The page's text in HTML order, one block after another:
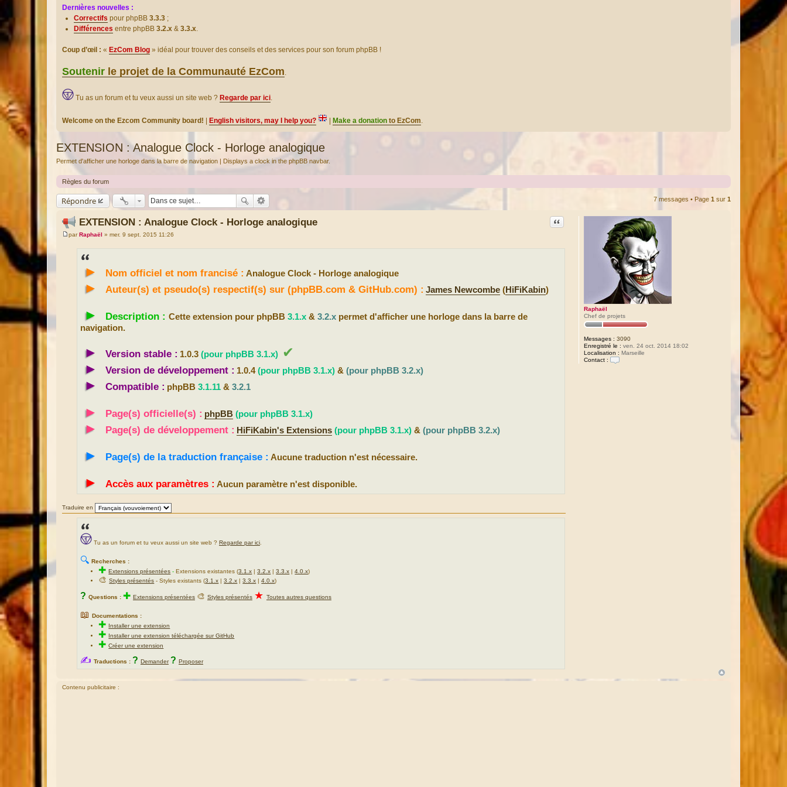
Dernières nouvelles :
Correctifs pour phpBB 3.3.3 ;
Différences entre phpBB 3.2.x & 3.3.x.
Coup d’œil : « EzCom Blog » idéal pour trouver des conseils et des services pour son forum phpBB !
Soutenir le projet de la Communauté EzCom.
Tu as un forum et tu veux aussi un site web ? Regarde par ici.
Welcome on the Ezcom Community board! English visitors, may I help you? Make a donation to EzCom.
EXTENSION : Analogue Clock - Horloge analogique
Permet d'afficher une horloge dans la barre de navigation | Displays a clock in the phpBB navbar.
Règles du forum
Répondre 7 messages • Page 1 sur 1
Raphaël
Chef de projets
Messages : 3090
Enregistré le : ven. 24 oct. 2014 18:02
Localisation : Marseille
Contact :
EXTENSION : Analogue Clock - Horloge analogique Citation
M
parRaphaël » mer. 9 sept. 2015 11:26
► Nom officiel et nom francisé : Analogue Clock - Horloge analogique
► Auteur(s) et pseudo(s) respectif(s) sur (phpBB.com & GitHub.com) : James Newcombe (HiFiKabin)
► Description : Cette extension pour phpBB 3.1.x & 3.2.x permet d'afficher une horloge dans la barre de
navigation.
► Version stable : 1.0.3 (pour phpBB 3.1.x) ✔
►
Version de développement : 1.0.4(pour phpBB 3.1.x) & (pour phpBB 3.2.x)
► Compatible : phpBB 3.1.11 & 3.2.1
► Page(s) officielle(s) : phpBB (pour phpBB 3.1.x)
► Page(s) de développement : HiFiKabin's Extensions (pour phpBB 3.1.x) & (pour phpBB 3.2.x)
► Page(s) de la traduction française : Aucune traduction n'est nécessaire.
► Accès aux paramètres : Aucun paramètre n'est disponible.
Traduire en
Tu as un forum et tu veux aussi un site web ? Regarde par ici
🔍 Recherches :
✚Extensions présentées -Extensions existantes (3.1.x |3.2.x |3.3.x |4.0.x)
🎨Styles présentés - Styles existants (3.1.x |3.2.x |3.3.x |4.0.x)
? Questions : ✚ Extensions présentées 🎨 Styles présentés ★ Toutes autres questions
📖 Documentations :
✚ Installer une extension
✚ Installer une extension téléchargée sur GitHub
✚Créer une extension
✍ Traductions : ? Demander ? Proposer
Contenu publicitaire :